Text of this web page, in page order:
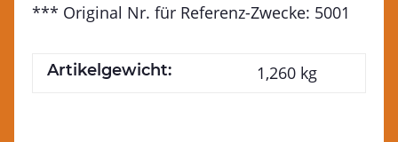
*** Original Nr. für Referenz-Zwecke: 5001
Artikelgewicht: 1,260 kg